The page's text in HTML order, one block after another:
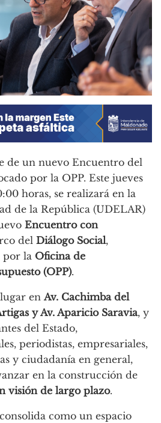
de un nuevo Encuentro del
por la OPP. Este jueves
horas, se realizará en la
de la República (UDELAR)
Encuentro con
del Diálogo Social,
por la Oficina de
(OPP).
en Av. Cachimba del
y Av. Aparicio Saravia, y
del Estado,
periodistas, empresariales,
y ciudadanía en general,
en la construcción de
visión de largo plazo.
como un espacio